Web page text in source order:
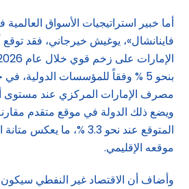
أما خبير استراتيجيات الأسواق
فاينانشال»، يوغيش خيرجاني، فقد
بنحو 5 % وفقاً للمؤسسات الدولية،
ويضع ذلك الدولة في موقع متقدم
المتوقع عند نحو 3.3 %، ما
موقعه الإقليمي.
وأضاف أن الاقتصاد غير النفطي